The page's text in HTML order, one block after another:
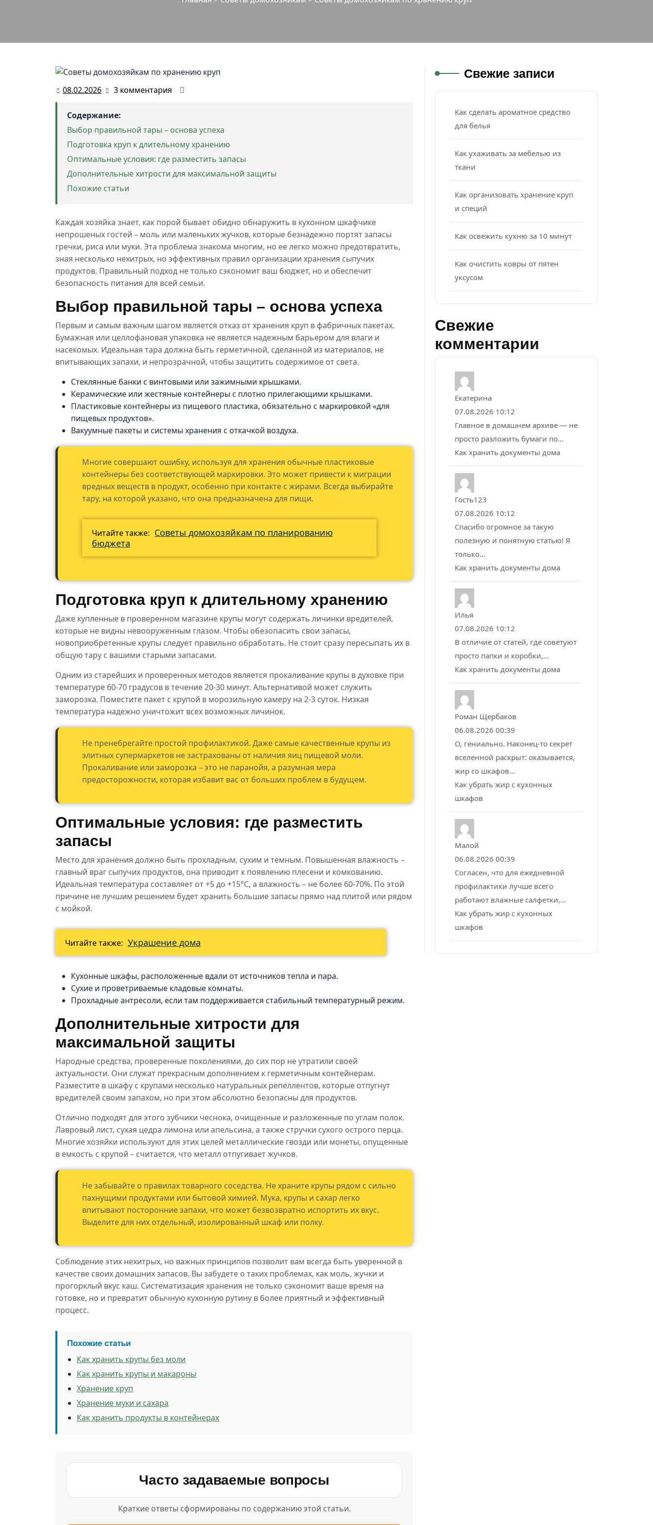
08.02.2026 08.02.2026
3 комментария
Содержание:
Выбор правильной тары – основа успеха
Подготовка круп к длительному хранению
Оптимальные условия: где разместить запасы
Дополнительные хитрости для максимальной защиты
Похожие статьи
Каждая хозяйка знает, как порой бывает обидно обнаружить в кухонном шкафчике
непрошеных гостей – моль или маленьких жучков, которые безнадежно портят запасы
гречки, риса или муки. Эта проблема знакома многим, но ее легко можно предотвратить,
зная несколько нехитрых, но эффективных правил организации хранения сыпучих
продуктов. Правильный подход не только сэкономит ваш бюджет, но и обеспечит
безопасность питания для всей семьи.
Выбор правильной тары – основа успеха
Первым и самым важным шагом является отказ от хранения круп в фабричных пакетах.
Бумажная или целлофановая упаковка не является надежным барьером для влаги и
насекомых. Идеальная тара должна быть герметичной, сделанной из материалов, не
впитывающих запахи, и непрозрачной, чтобы защитить содержимое от света.
Стеклянные банки с винтовыми или зажимными крышками.
Керамические или жестяные контейнеры с плотно прилегающими крышками.
Пластиковые контейнеры из пищевого пластика, обязательно с маркировкой «для
пищевых продуктов».
Вакуумные пакеты и системы хранения с откачкой воздуха.
Многие совершают ошибку, используя для хранения обычные пластиковые
контейнеры без соответствующей маркировки. Это может привести к миграции
вредных веществ в продукт, особенно при контакте с жирами. Всегда выбирайте
тару, на которой указано, что она предназначена для пищи.
Читайте также: Советы домохозяйкам по планированию
бюджета
Подготовка круп к длительному хранению
Даже купленные в проверенном магазине крупы могут содержать личинки вредителей,
которые не видны невооруженным глазом. Чтобы обезопасить свои запасы,
новоприобретенные крупы следует правильно обработать. Не стоит сразу пересыпать их в
общую тару с вашими старыми запасами.
Одним из старейших и проверенных методов является прокаливание крупы в духовке при
температуре 60-70 градусов в течение 20-30 минут. Альтернативой может служить
заморозка. Поместите пакет с крупой в морозильную камеру на 2-3 суток. Низкая
температура надежно уничтожит всех возможных личинок.
Не пренебрегайте простой профилактикой. Даже самые качественные крупы из
элитных супермаркетов не застрахованы от наличия яиц пищевой моли.
Прокаливание или заморозка – это не паранойя, а разумная мера
предосторожности, которая избавит вас от больших проблем в будущем.
Оптимальные условия: где разместить
запасы
Место для хранения должно быть прохладным, сухим и темным. Повышенная влажность –
главный враг сыпучих продуктов, она приводит к появлению плесени и комкованию.
Идеальная температура составляет от +5 до +15°C, а влажность – не более 60-70%. По этой
причине не лучшим решением будет хранить большие запасы прямо над плитой или рядом
с мойкой.
Читайте также: Украшение дома
Кухонные шкафы, расположенные вдали от источников тепла и пара.
Сухие и проветриваемые кладовые комнаты.
Прохладные антресоли, если там поддерживается стабильный температурный режим.
Дополнительные хитрости для
максимальной защиты
Народные средства, проверенные поколениями, до сих пор не утратили своей
актуальности. Они служат прекрасным дополнением к герметичным контейнерам.
Разместите в шкафу с крупами несколько натуральных репеллентов, которые отпугнут
вредителей своим запахом, но при этом абсолютно безопасны для продуктов.
Отлично подходят для этого зубчики чеснока, очищенные и разложенные по углам полок.
Лавровый лист, сухая цедра лимона или апельсина, а также стручки сухого острого перца.
Многие хозяйки используют для этих целей металлические гвозди или монеты, опущенные
в емкость с крупой – считается, что металл отпугивает жучков.
Не забывайте о правилах товарного соседства. Не храните крупы рядом с сильно
пахнущими продуктами или бытовой химией. Мука, крупы и сахар легко
впитывают посторонние запахи, что может безвозвратно испортить их вкус.
Выделите для них отдельный, изолированный шкаф или полку.
Соблюдение этих нехитрых, но важных принципов позволит вам всегда быть уверенной в
качестве своих домашних запасов. Вы забудете о таких проблемах, как моль, жучки и
прогорклый вкус каш. Систематизация хранения не только сэкономит ваше время на
готовке, но и превратит обычную кухонную рутину в более приятный и эффективный
процесс.
Похожие статьи
Как хранить крупы без моли
Как хранить крупы и макароны
Хранение круп
Хранение муки и сахара
Как хранить продукты в контейнерах
Часто задаваемые вопросы
Краткие ответы сформированы по содержанию этой статьи.
Свежие записи
Как сделать ароматное средство
для белья
Как ухаживать за мебелью из
ткани
Как организовать хранение круп
и специй
Как освежить кухню за 10 минут
Как очистить ковры от пятен
уксусом
Свежие
комментарии
Екатерина
07.08.2026 10:12
Главное в домашнем архиве — не
просто разложить бумаги по...
Как хранить документы дома
Гость123
07.08.2026 10:12
Спасибо огромное за такую
полезную и понятную статью! Я
только...
Как хранить документы дома
Илья
07.08.2026 10:12
В отличие от статей, где советуют
просто папки и коробки,...
Как хранить документы дома
Роман Щербаков
06.08.2026 00:39
О, гениально. Наконец-то секрет
вселенной раскрыт: оказывается,
жир со шкафов...
Как убрать жир с кухонных
шкафов
Малой
06.08.2026 00:39
Согласен, что для ежедневной
профилактики лучше всего
работают влажные салфетки,...
Как убрать жир с кухонных
шкафов